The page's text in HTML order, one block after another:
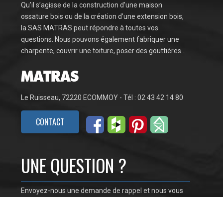
Qu’il s’agisse de la construction d’une maison
ossature bois ou de la création d’une extension bois,
la SAS MATRAS peut répondre à toutes vos
questions. Nous pouvons également fabriquer une
charpente, couvrir une toiture, poser des gouttières…
Le Ruisseau, 72220 ECOMMOY - Tél : 02 43 42 14 80
CONTACT
UNE QUESTION ?
Envoyez-nous une demande de rappel et nous vous